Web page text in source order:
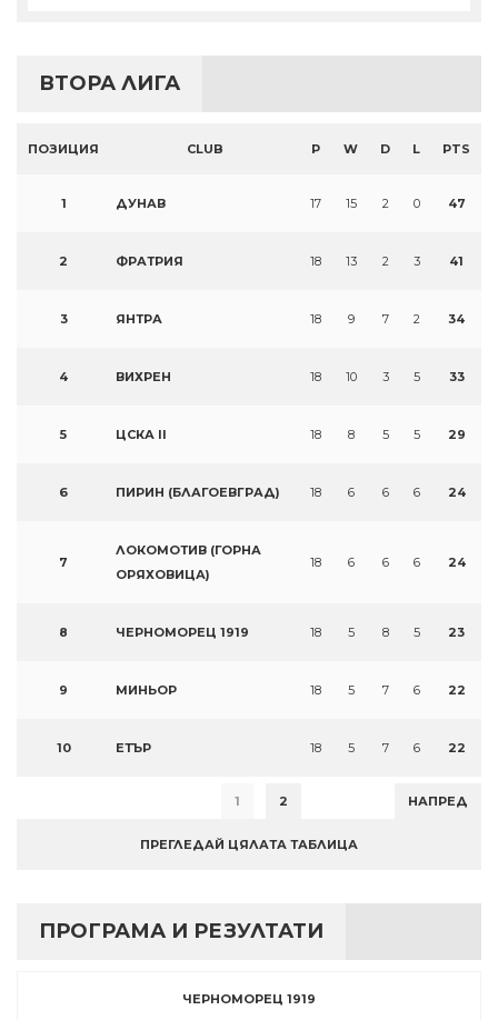
ВТОРА ЛИГА
ПОЗИЦИЯ CLUB P W D L PTS
1 ДУНАВ 17 15 2 0 47
2 ФРАТРИЯ 18 13 2 3 41
3 ЯНТРА 18 9 7 2 34
4 ВИХРЕН 18 10 3 5 33
5 ЦСКА II 18 8 5 5 29
6 ПИРИН (БЛАГОЕВГРАД) 18 6 6 6 24
7
ЛОКОМОТИВ (ГОРНА
ОРЯХОВИЦА)
18 6 6 6 24
8 ЧЕРНОМОРЕЦ 1919 18 5 8 5 23
9 МИНЬОР 18 5 7 6 22
10 ЕТЪР 18 5 7 6 22
1 2 НАПРЕД
ПРЕГЛЕДАЙ ЦЯЛАТА ТАБЛИЦА
ПРОГРАМА И РЕЗУЛТАТИ
ЧЕРНОМОРЕЦ 1919